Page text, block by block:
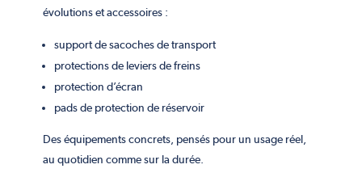
évolutions et accessoires :
support de sacoches de transport
protections de leviers de freins
protection d’écran
pads de protection de réservoir
Des équipements concrets, pensés pour un usage réel,
au quotidien comme sur la durée.